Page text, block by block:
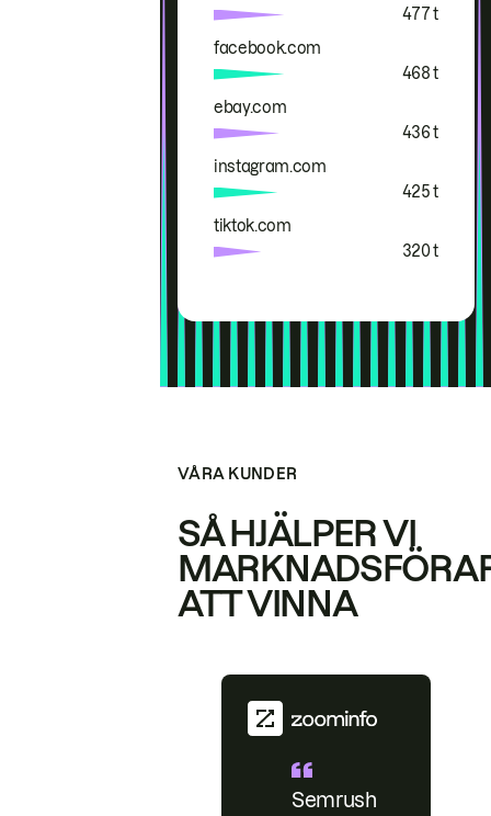
477 t
facebook.com
468 t
ebay.com
436 t
instagram.com
425 t
tiktok.com
320 t
VÅRA KUNDER
SÅ HJÄLPER VI
ATT VINNA
Semrush